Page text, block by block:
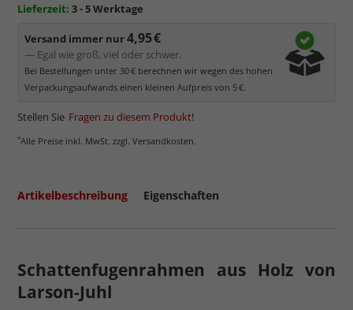
Lieferzeit: 3 - 5 Werktage
Versand immer nur4,95 €
— Egal wie groß, viel oder schwer.
Bei Bestellungen unter 30 € berechnen wir wegen des hohen
Verpackungsaufwands einen kleinen Aufpreis von 5 €.
Stellen Sie Fragen zu diesem Produkt!
*Alle Preise inkl. MwSt. zzgl. Versandkosten.
Artikelbeschreibung Eigenschaften
Schattenfugenrahmen aus Holz von
Larson-Juhl